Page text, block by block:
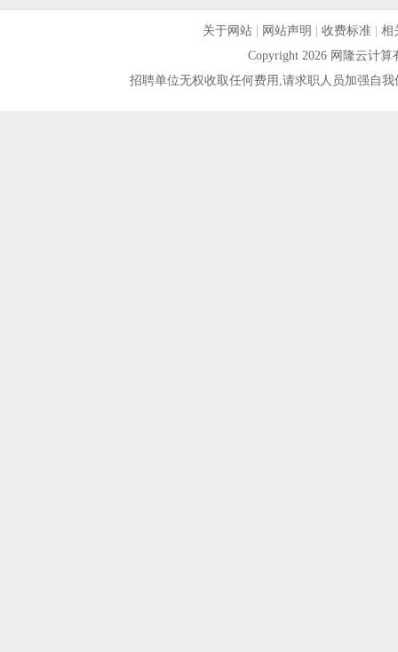
关于网站| 网站声明 收费标准| 相
Copyright 2026 网隆云计
招聘单位无权收取任何费用,请求职人员加强自